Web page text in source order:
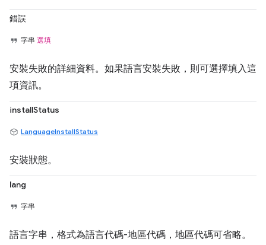
錯誤
字串 選填
安裝失敗的詳細資料。如果語言安裝失敗，則可選擇填入這
項資訊。
installStatus
LanguageInstallStatus
安裝狀態。
lang
字串
語言字串，格式為語言代碼-地區代碼，地區代碼可省略。